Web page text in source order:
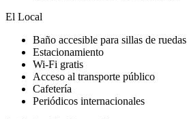
El Local
Baño accesible para sillas de ruedas
Estacionamiento
Wi-Fi gratis
Acceso al transporte público
Cafetería
Periódicos internacionales